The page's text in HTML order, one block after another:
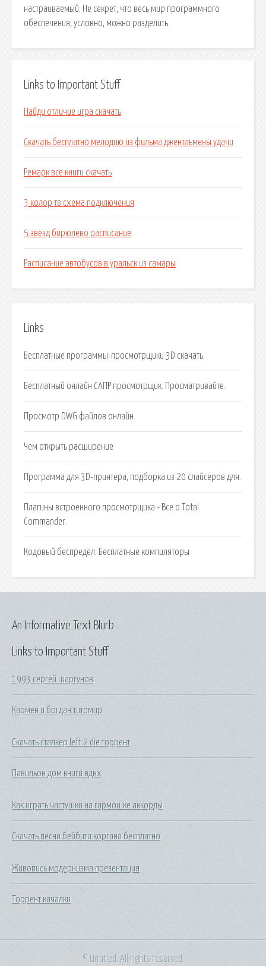
настраиваемый. Не секрет, что весь мир программного
обеспечения, условно, можно разделить
Links to Important Stuff
Найди отличие игра скачать
Скачать бесплатно мелодию из фильма джентльмены удачи
Ремарк все книги скачать
3 колор тв схема подключения
5 звезд бирюлево расписание
Расписание автобусов в уральск из самары
Links
Бесплатные программы-просмотрщики 3D скачать.
Бесплатный онлайн САПР просмотрщик. Просматривайте.
Просмотр DWG файлов онлайн.
Чем открыть расширение
Программа для 3D-принтера, подборка из 20 слайсеров для.
Плагины встроенного просмотрщика - Все о Total
Commander.
Кодовый беспредел: Бесплатные компиляторы
Links to Important Stuff
1993 сергей шаргунов
Кармен и богдан титомир
Скачать сталкер left 2 die торрент
Павильон дом книги вднх
Как играть частушки на гармошке аккорды
Скачать песни бейбита коргана бесплатно
Живопись модернизма презентация
Торрент качалки
An Informative Text Blurb
© Untitled. All rights reserved.